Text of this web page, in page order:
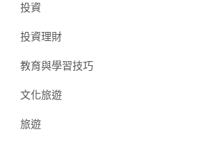
投資
投資理財
教育與學習技巧
文化旅遊
旅遊